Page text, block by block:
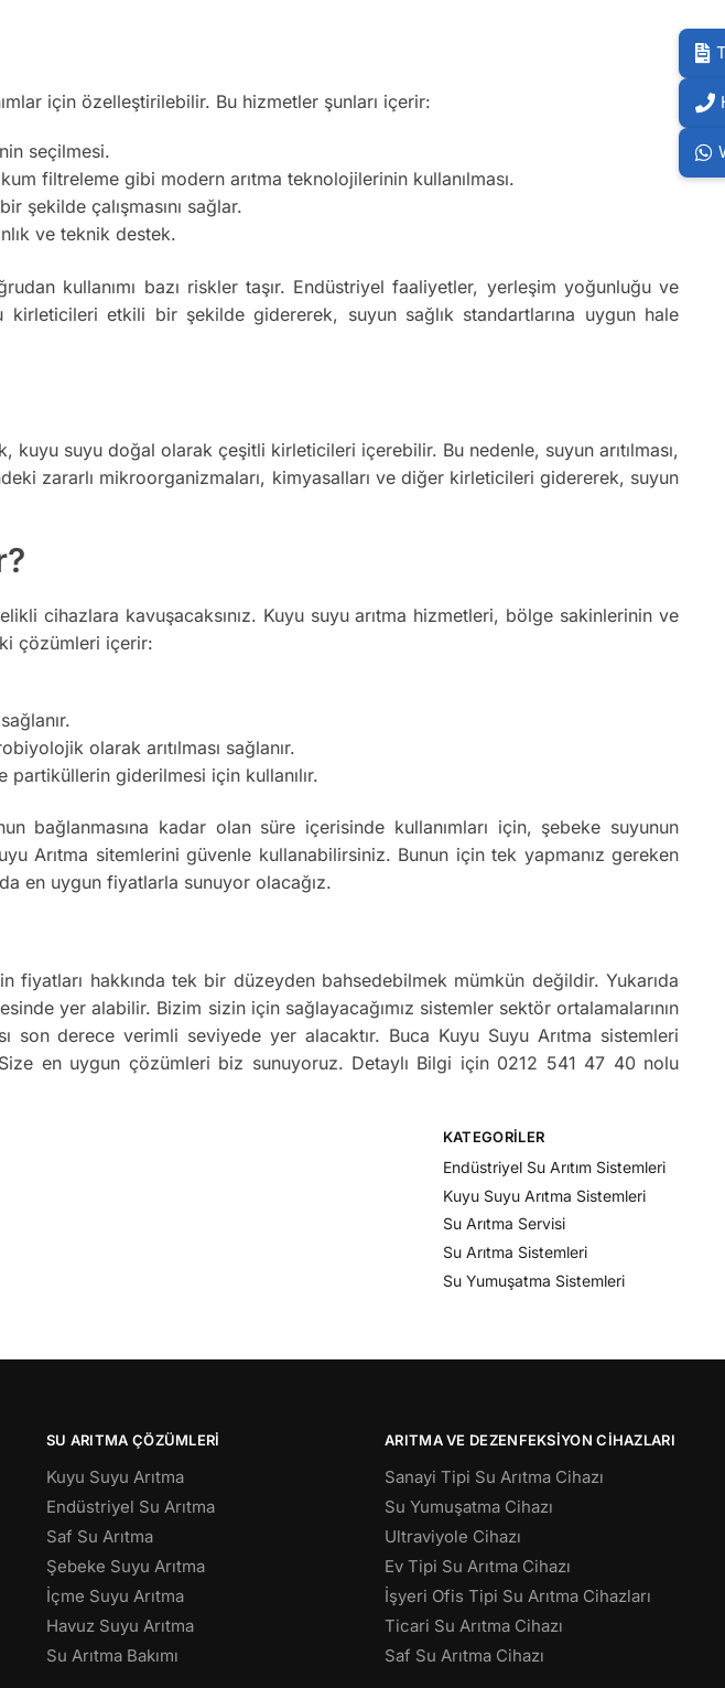
için özelleştirilebilir. Bu hizmetler şunları içerir:
seçilmesi.
filtreleme gibi modern arıtma teknolojilerinin kullanılması.
şekilde çalışmasını sağlar.
ve teknik destek.
kullanımı bazı riskler taşır. Endüstriyel faaliyetler, yerleşim yoğunluğu ve
etkili bir şekilde gidererek, suyun sağlık standartlarına uygun hale
suyu doğal olarak çeşitli kirleticileri içerebilir. Bu nedenle, suyun arıtılması,
zararlı mikroorganizmaları, kimyasalları ve diğer kirleticileri gidererek, suyun
cihazlara kavuşacaksınız. Kuyu suyu arıtma hizmetleri, bölge sakinlerinin ve
çözümleri içerir:
olarak arıtılması sağlanır.
partiküllerin giderilmesi için kullanılır.
bağlanmasına kadar olan süre içerisinde kullanımları için, şebeke suyunun
Arıtma sitemlerini güvenle kullanabilirsiniz. Bunun için tek yapmanız gereken
en uygun fiyatlarla sunuyor olacağız.
fiyatları hakkında tek bir düzeyden bahsedebilmek mümkün değildir. Yukarıda
yer alabilir. Bizim sizin için sağlayacağımız sistemler sektör ortalamalarının
son derece verimli seviyede yer alacaktır. Buca Kuyu Suyu Arıtma sistemleri
en uygun çözümleri biz sunuyoruz. Detaylı Bilgi için 0212 541 47 40 nolu
KATEGORILER
Endüstriyel Su Arıtım Sistemleri
Kuyu Suyu Arıtma Sistemleri
Su Arıtma Servisi
Su Arıtma Sistemleri
Su Yumuşatma Sistemleri
SU ARITMA ÇÖZÜMLERI
Kuyu Suyu Arıtma
Endüstriyel Su Arıtma
Saf Su Arıtma
Şebeke Suyu Arıtma
İçme Suyu Arıtma
Havuz Suyu Arıtma
Su Arıtma Bakımı
ARITMA VE DEZENFEKSIYON CIHAZLARI
Sanayi Tipi Su Arıtma Cihazı
Su Yumuşatma Cihazı
Ultraviyole Cihazı
Ev Tipi Su Arıtma Cihazı
İşyeri Ofis Tipi Su Arıtma Cihazları
Ticari Su Arıtma Cihazı
Saf Su Arıtma Cihazı